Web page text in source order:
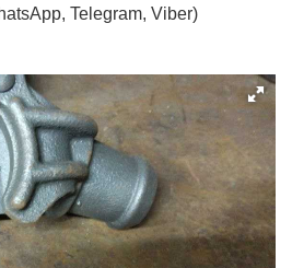
Telegram, Viber)